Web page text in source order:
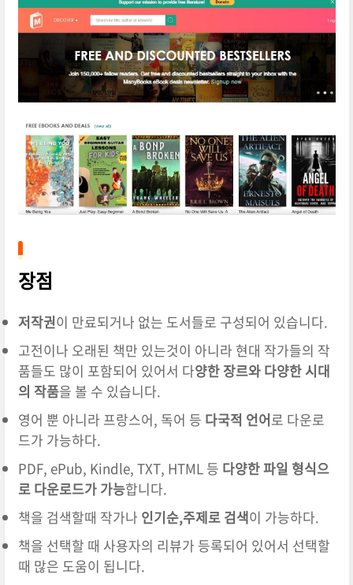
장점
저작권이 만료되거나 없는 도서들로 구성되어 있습니다.
고전이나 오래된 책만 있는것이 아니라 현대 작가들의 작
품들도 많이 포함되어 있어서 다양한 장르와 다양한 시대
의 작품을 볼 수 있습니다.
영어 뿐 아니라 프랑스어, 독어 등 다국적 언어로 다운로
드가 가능하다.
PDF, ePub, Kindle, TXT, HTML 등 다양한 파일 형식으
로 다운로드가 가능합니다.
책을 검색할때 작가나 인기순,주제로 검색이 가능하다.
책을 선택할 때 사용자의 리뷰가 등록되어 있어서 선택할
때 많은 도움이 됩니다.